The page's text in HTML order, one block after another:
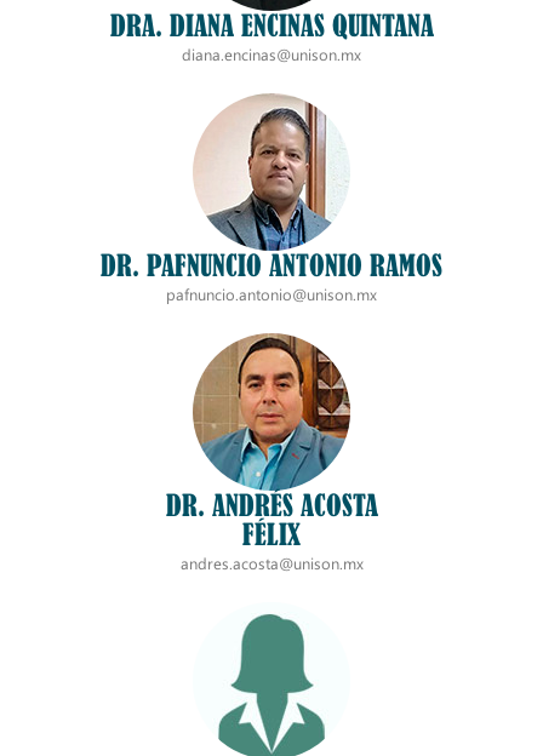
DRA. DIANA ENCINAS QUINTANA
diana.encinas@unison.mx
DR. PAFNUNCIO ANTONIO RAMOS
pafnuncio.antonio@unison.mx
DR. ANDRÉS ACOSTA
FÉLIX
andres.acosta@unison.mx